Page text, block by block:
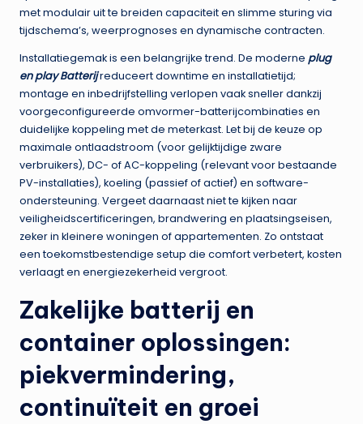
met modulair uit te breiden capaciteit en slimme sturing via
tijdschema’s, weerprognoses en dynamische contracten.
Installatiegemak is een belangrijke trend. De moderne plug
en play Batterijreduceert downtime en installatietijd;
montage en inbedrijfstelling verlopen vaak sneller dankzij
voorgeconfigureerde omvormer-batterijcombinaties en
duidelijke koppeling met de meterkast. Let bij de keuze op
maximale ontlaadstroom (voor gelijktijdige zware
verbruikers), DC- of AC-koppeling (relevant voor bestaande
PV-installaties), koeling (passief of actief) en software-
ondersteuning. Vergeet daarnaast niet te kijken naar
veiligheidscertificeringen, brandwering en plaatsingseisen,
zeker in kleinere woningen of appartementen. Zo ontstaat
een toekomstbestendige setup die comfort verbetert, kosten
verlaagt en energiezekerheid vergroot.
Zakelijke batterij en
container oplossingen:
piekvermindering,
continuïteit en groei